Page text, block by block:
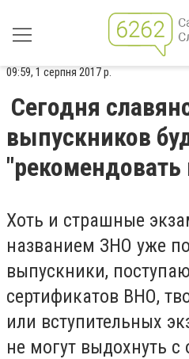
09:59, 1 серпня 2017 р.
Сегодня
выпускников
Хоть и страшные
названием ЗНО уже
выпускники,
сертификатов ВНО,
или вступительных
не могут выдохнуть с